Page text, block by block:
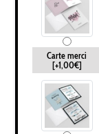
Carte merci
[+1,00€]